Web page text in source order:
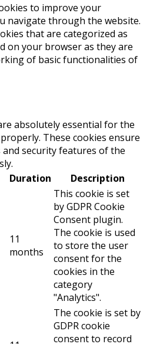
to improve your
navigate through the website.
that are categorized as
on your browser as they are
of basic functionalities of
absolutely essential for the
These cookies ensure
security features of the
Duration Description
11
months
This cookie is set
by GDPR Cookie
Consent plugin.
The cookie is used
to store the user
consent for the
cookies in the
category
"Analytics".
The cookie is set by
GDPR cookie
consent to record